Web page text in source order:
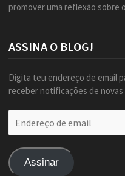
promover uma reflexão sobre
ASSINA O BLOG!
Digita teu endereço de email
receber notificações de novas
de
Assinar